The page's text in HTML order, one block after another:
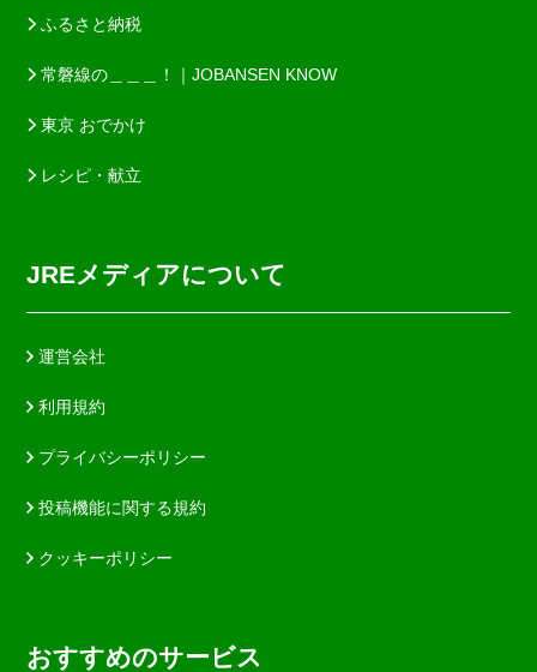
ふるさと納税
常磐線の＿＿＿！｜JOBANSEN KNOW
東京 おでかけ
レシピ・献立
JREメディアについて
運営会社
利用規約
プライバシーポリシー
投稿機能に関する規約
クッキーポリシー
おすすめのサービス